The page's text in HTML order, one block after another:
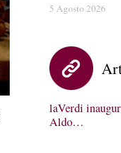
5 Agosto 2026
laVerdi
Aldo…